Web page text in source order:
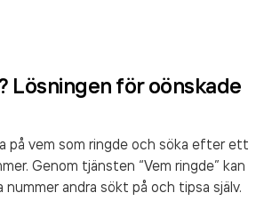
Lösningen för oönskade
på vem som ringde och söka efter ett
Genom tjänsten “Vem ringde” kan
nummer andra sökt på och tipsa själv.